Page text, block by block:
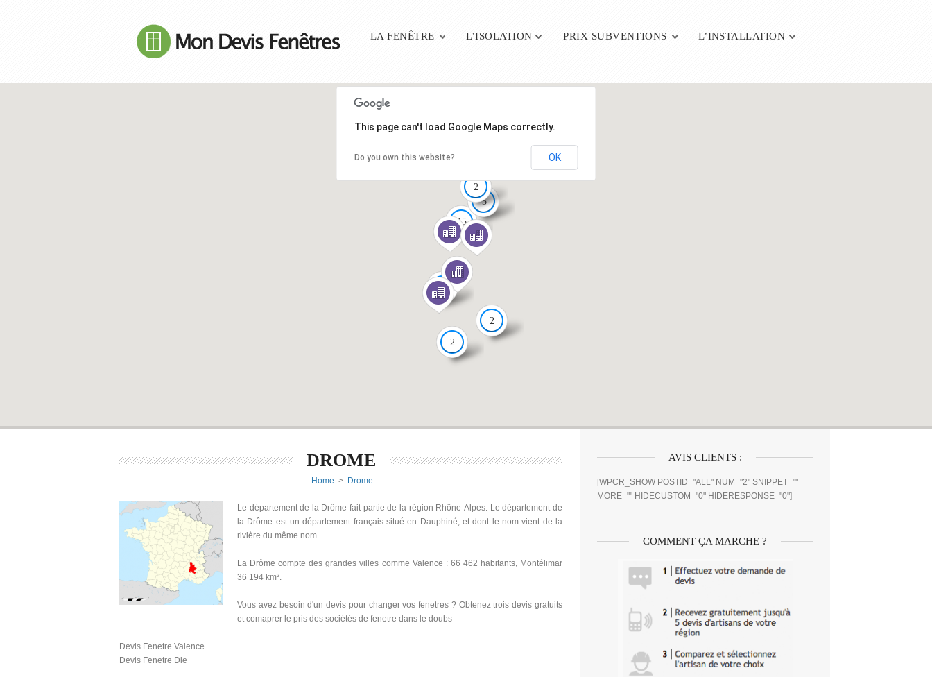
Main menu
LA FENÊTRE L’ISOLATION PRIX SUBVENTIONS L’INSTALLATION
15
11
2
5
2
2
This page can't load Google Maps correctly.
Do you own this website? OK
DROME
Home > Drome
Le département de la Drôme fait partie de la région Rhône-Alpes. Le département de
la Drôme est un département français situé en Dauphiné, et dont le nom vient de la
rivière du même nom.
La Drôme compte des grandes villes comme Valence : 66 462 habitants, Montélimar
36 194 km².
Vous avez besoin d'un devis pour changer vos fenetres ? Obtenez trois devis gratuits
et comaprer le pris des sociétés de fenetre dans le doubs
Devis Fenetre Valence
Devis Fenetre Die
AVIS CLIENTS :
[WPCR_SHOW POSTID="ALL" NUM="2" SNIPPET=""
MORE="" HIDECUSTOM="0" HIDERESPONSE="0"]
COMMENT ÇA MARCHE ?